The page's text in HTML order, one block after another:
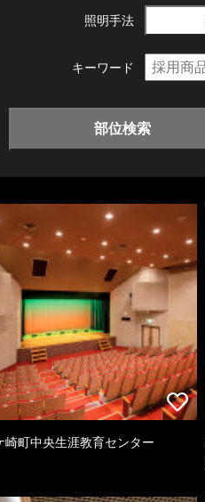
照明手法
キーワード
部位検索
崎町中央生涯教育センター